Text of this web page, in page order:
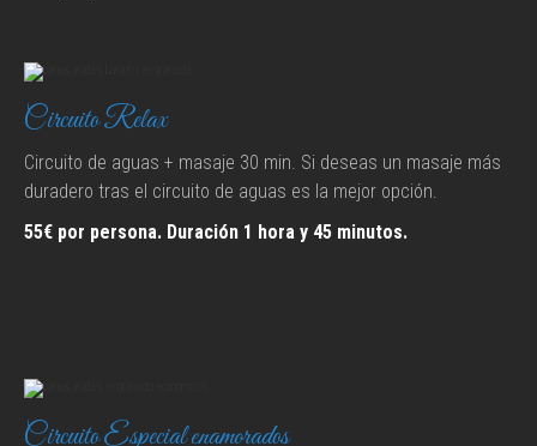
Circuito Relax
Circuito de aguas + masaje 30 min. Si deseas un masaje más
duradero tras el circuito de aguas es la mejor opción.
55€ por persona. Duración 1 hora y 45 minutos.
Circuito Especial enamorados